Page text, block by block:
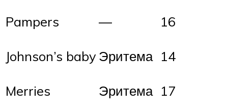
Pampers — 16
Johnson’s babyЭритема 14
Merries Эритема 17